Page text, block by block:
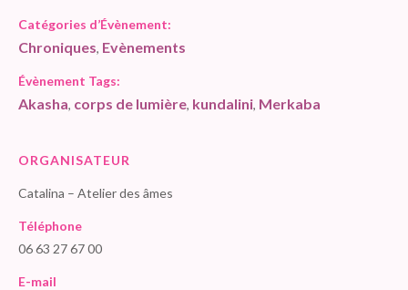
Catégories d’Évènement:
Chroniques, Evènements
Évènement Tags:
Akasha, corps de lumière, kundalini, Merkaba
ORGANISATEUR
Catalina – Atelier des âmes
Téléphone
06 63 27 67 00
E-mail